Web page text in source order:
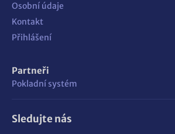
Osobní údaje
Kontakt
Přihlášení
Partneři
Pokladní systém
Sledujte nás